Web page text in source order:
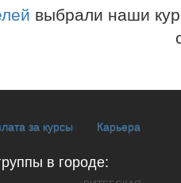
выбрали наши
за курсы Карьера
в городе: